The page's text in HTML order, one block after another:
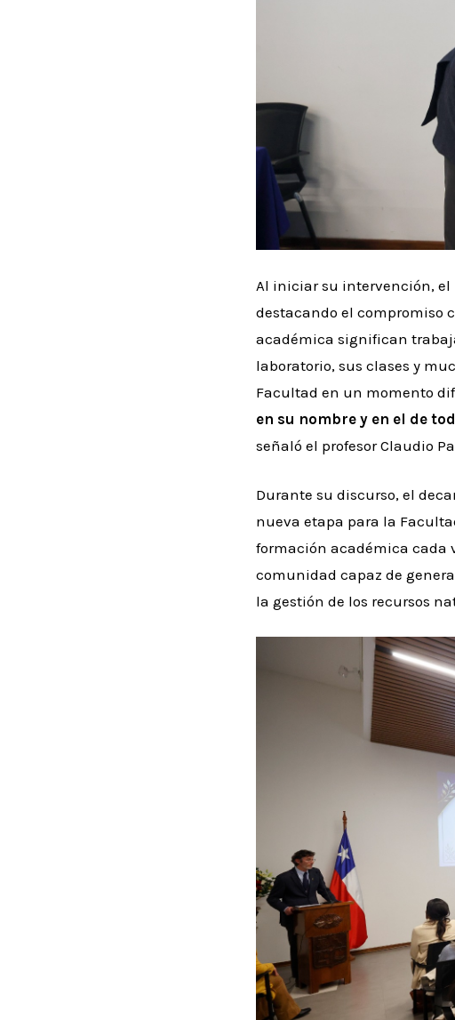
Al iniciar su intervención, el
destacando el compromiso
académica significan
laboratorio, sus clases y
Facultad en un momento
en su nombre y en el de
señaló el profesor Claudio
Durante su discurso, el
nueva etapa para la
formación académica cada
comunidad capaz de
la gestión de los recursos